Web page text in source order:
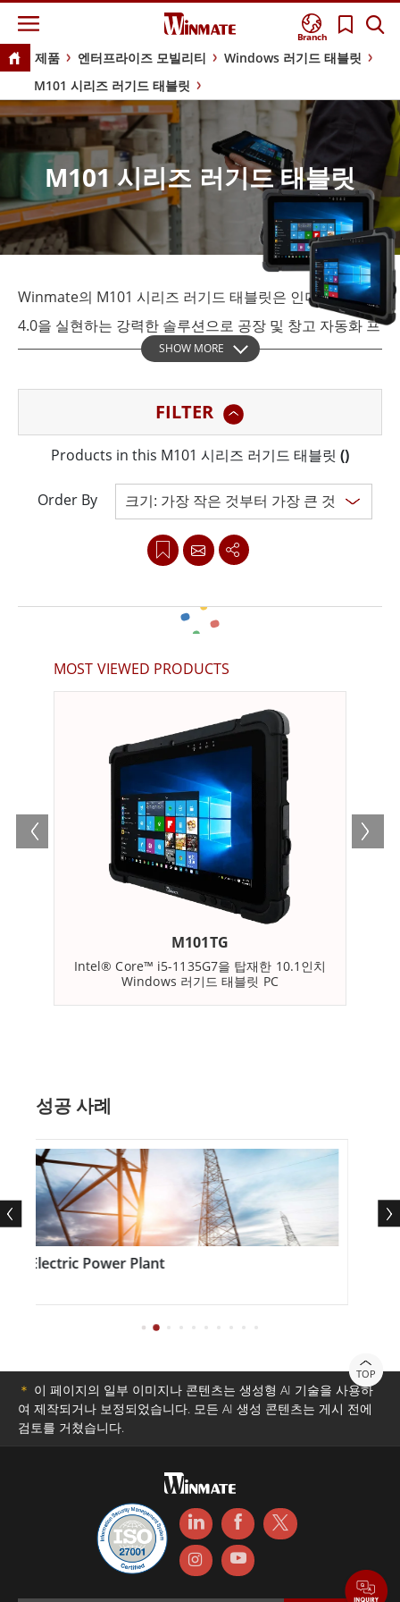
Branch
제품 엔터프라이즈 모빌리티
Windows 러기드 태블릿
M101 시리즈 러기드 태블릿
M101 시리즈 러기드 태블릿
Winmate의 M101 시리즈 러기드 태블릿은 인더스트리
4.0을 실현하는 강력한 솔루션으로 공장 및 창고 자동화 프
로세스를 가능하게 합니다. 이 10.1인치 산업용 태블릿은
되어 운영 최적화를 원하는 기업에 이상적인 솔루션입니
다.
모든 러기드 태블릿은 비슷해 보일 수 있지만 하드웨어 특
징과 소프트웨어 기능은 크게 다를 수 있습니다. Winmate
의 M101 러기드 태블릿은 강력한 하드웨어와 혁신적인 소
위해 모바일 데이터 단말기(MDT)에 크게 의존하는 공장
및 현장 작업자에게 완벽한 도구입니다.
M101 시리즈 러기드 태블릿은 공장 운영을 원활하게 관리
하고 모니터링하여 기존의 노동 집약적인 작업은 이제 과
거의 일이 되었습니다. 대용량 배터리와 핫스왑이 가능한
설계 덕분에 현장 작업자는 여러 교대 근무에 걸쳐 하나의
디바이스를 공유할 수 있어 24시간 연중무휴로 작업할 수
있습니다. 이 태블릿에는 까다로운 산업 환경에서도 안정
적인 성능과 낮은 전력 소비를 제공하는 높은 등급의 7세
대 인텔® 코어™ i5(카비레이크) 프로세서가 탑재되어 있습
무선 연결을 활용하는 보안 모바일 데이터 단말기(MDT)
기능을 통해 현장 작업자는 어느 위치에서나 데이터를 전
충격, 진동, 최대 4피트 높이에서의 낙하를 견딜 수 있도록
보장합니다.
M101 시리즈는 견고하면서도 가볍게 휴대할 수 있도록 설
계되었습니다. 이 태블릿은 IP(침입 방지) 및 국방 표준
(MIL-STD-810G) 하우징을 채택하여 극한의 산업 환경을
기드 태블릿은 생산성과 효율성을 높이는 동시에 다운타임
과 유지보수 비용을 줄이려는 기업에게 이상적인 솔루션입
니다.
업이 4차 산업혁명 기술을 활용할 수 있도록 지원하는 강
력하고 신뢰할 수 있는 솔루션입니다. 혁신적인 하드웨어
및 소프트웨어 기능을 갖춘 이 태블릿은 기업이 운영을 간
소화하고 생산성을 높이며 비용을 절감하는 데 도움이 될
수 있습니다. 제조, 광업, 제약 등 어떤 분야에서든 M101
SHOW MORE
FILTER
Products in this M101 시리즈 러기드 태블릿 ()
Order By
MOST VIEWED PRODUCTS
M101TG
Intel® Core™ i5-1135G7을 탑재한 10.1인치
Windows 러기드 태블릿 PC
성공 사례
Electric Power Plant
TOP
＊ 이 페이지의 일부 이미지나 콘텐츠는 생성형 AI 기술을 사용하
여 제작되거나 보정되었습니다. 모든 AI 생성 콘텐츠는 게시 전에
검토를 거쳤습니다.